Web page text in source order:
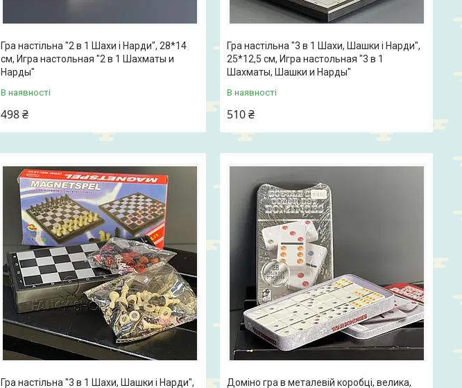
Гра настільна "2 в 1 Шахи і Нарди", 28*14
см, Игра настольная "2 в 1 Шахматы и
Нарды"
В наявності
498 ₴
Гра настільна "3 в 1 Шахи, Шашки і Нарди",
25*12,5 см, Игра настольная "3 в 1
Шахматы, Шашки и Нарды"
В наявності
510 ₴
Гра настільна "3 в 1 Шахи, Шашки і Нарди",
Доміно гра в металевій коробці, велика,